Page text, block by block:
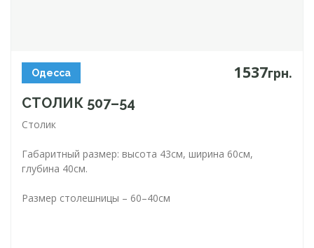
Одесса 1537грн.
СТОЛИК 507–54
Столик
Габаритный размер: высота 43см, ширина 60см,
глубина 40см.
Размер столешницы – 60–40см